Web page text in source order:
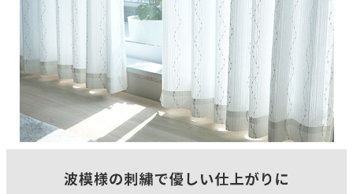
1.5倍ヒダ
山仕様
2ツ山
フック仕様
アジャスターフック
フック形態